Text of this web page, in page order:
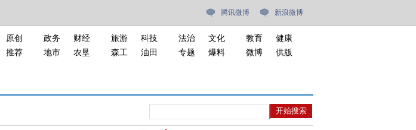
腾讯微博 新浪微博
原创
推荐
政务
财经
地市
农垦
旅游
科技
森工
油田
法治
文化
专题
爆料
教育
健康
微博
供版